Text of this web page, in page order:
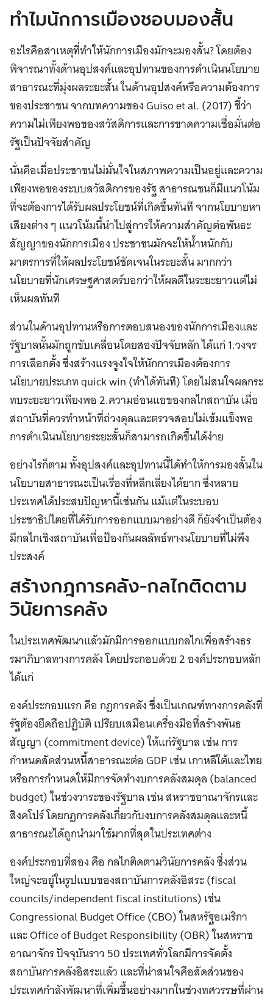
ทำไมนักการเมืองชอบมองสั้น
อะไรคือสาเหตุที่ทำให้นักการเมืองมักจะมองสั้น? โดยต้อง
พิจารณาทั้งด้านอุปสงค์และอุปทานของการดำเนินนโยบาย
สาธารณะที่มุ่งผลระยะสั้น ในด้านอุปสงค์หรือความต้องการ
ของประชาชน จากบทความของ Guiso et al. (2017) ชี้ว่า
ความไม่เพียงพอของสวัสดิการและการขาดความเชื่อมั่นต่อ
รัฐเป็นปัจจัยสำคัญ
นั่นคือเมื่อประชาชนไม่มั่นใจในสภาพความเป็นอยู่และความ
เพียงพอของระบบสวัสดิการของรัฐ สาธารณชนก็มีแนวโน้ม
ที่จะต้องการได้รับผลประโยชน์ที่เกิดขึ้นทันที จากนโยบายหา
เสียงต่าง ๆ แนวโน้มนี้นำไปสู่การให้ความสำคัญต่อพันธะ
สัญญาของนักการเมือง ประชาชนมักจะให้น้ำหนักกับ
มาตรการที่ให้ผลประโยชน์ชัดเจนในระยะสั้น มากกว่า
นโยบายที่นักเศรษฐศาสตร์บอกว่าให้ผลดีในระยะยาวแต่ไม่
เห็นผลทันที
ส่วนในด้านอุปทานหรือการตอบสนองของนักการเมืองและ
รัฐบาลนั้นมักถูกขับเคลื่อนโดยสองปัจจัยหลัก ได้แก่ 1.วงจร
การเลือกตั้ง ซึ่งสร้างแรงจูงใจให้นักการเมืองต้องการ
นโยบายประเภท quick win (ทำได้ทันที) โดยไม่สนใจผลกระ
ทบระยะยาวเพียงพอ 2.ความอ่อนแอของกลไกสถาบัน เมื่อ
สถาบันที่ควรทำหน้าที่ถ่วงดุลและตรวจสอบไม่เข้มแข็งพอ
การดำเนินนโยบายระยะสั้นก็สามารถเกิดขึ้นได้ง่าย
อย่างไรก็ตาม ทั้งอุปสงค์และอุปทานนี้ได้ทำให้การมองสั้นใน
นโยบายสาธารณะเป็นเรื่องที่หลีกเลี่ยงได้ยาก ซึ่งหลาย
ประเทศได้ประสบปัญหานี้เช่นกัน แม้แต่ในระบอบ
ประชาธิปไตยที่ได้รับการออกแบบมาอย่างดี ก็ยังจำเป็นต้อง
มีกลไกเชิงสถาบันเพื่อป้องกันผลลัพธ์ทางนโยบายที่ไม่พึง
ประสงค์
สร้างกฎการคลัง-กลไกติดตาม
วินัยการคลัง
ในประเทศพัฒนาแล้วมักมีการออกแบบกลไกเพื่อสร้างธร
รมาภิบาลทางการคลัง โดยประกอบด้วย 2 องค์ประกอบหลัก
ได้แก่
องค์ประกอบแรก คือ กฎการคลัง ซึ่งเป็นเกณฑ์ทางการคลังที่
รัฐต้องยึดถือปฏิบัติ เปรียบเสมือนเครื่องมือที่สร้างพันธ
สัญญา (commitment device) ให้แก่รัฐบาล เช่น การ
กำหนดสัดส่วนหนี้สาธารณะต่อ GDP เช่น เกาหลีใต้และไทย
หรือการกำหนดให้มีการจัดทำงบการคลังสมดุล (balanced
budget) ในช่วงวาระของรัฐบาล เช่น สหราชอาณาจักรและ
สิงคโปร์ โดยกฎการคลังเกี่ยวกับงบการคลังสมดุลและหนี้
สาธารณะได้ถูกนำมาใช้มากที่สุดในประเทศต่าง
องค์ประกอบที่สอง คือ กลไกติดตามวินัยการคลัง ซึ่งส่วน
ใหญ่จะอยู่ในรูปแบบของสถาบันการคลังอิสระ (fiscal
councils/independent fiscal institutions) เช่น
Congressional Budget Office (CBO) ในสหรัฐอเมริกา
และ Office of Budget Responsibility (OBR) ในสหราช
อาณาจักร ปัจจุบันราว 50 ประเทศทั่วโลกมีการจัดตั้ง
สถาบันการคลังอิสระแล้ว และที่น่าสนใจคือสัดส่วนของ
ประเทศกำลังพัฒนาที่เพิ่มขึ้นอย่างมากในช่วงทศวรรษที่ผ่าน